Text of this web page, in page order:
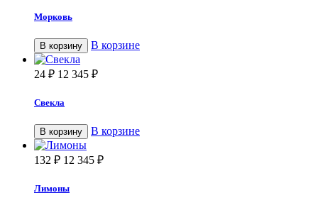
Морковь
В корзину В корзине
24 ₽ 12 345 ₽
Свекла
В корзину В корзине
132 ₽ 12 345 ₽
Лимоны